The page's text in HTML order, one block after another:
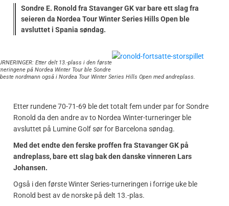
Sondre E. Ronold fra Stavanger GK var bare ett slag fra
seieren da Nordea Tour Winter Series Hills Open ble
avsluttet i Spania søndag.
Etter delt 13.-plass i den første
på Nordea Winter Tour ble Sondre
nordmann også i Nordea Tour Winter Series Hills Open med andreplass.
Etter rundene 70-71-69 ble det totalt fem under par for Sondre
Ronold da den andre av to Nordea Winter-turneringer ble
avsluttet på Lumine Golf sør for Barcelona søndag.
Med det endte den ferske proffen fra Stavanger GK på
andreplass, bare ett slag bak den danske vinneren Lars
Johansen.
Også i den første Winter Series-turneringen i forrige uke ble
Ronold best av de norske på delt 13.-plas.